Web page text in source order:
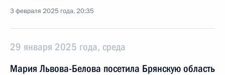
3 февраля 2025 года, 20:35
29 января 2025 года, среда
Мария Львова-Белова посетила Брянскую область